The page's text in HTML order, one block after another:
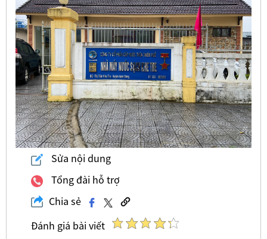
Sửa nội dung
Tổng đài hỗ trợ
Chia sẻ
Đánh giá bài viết